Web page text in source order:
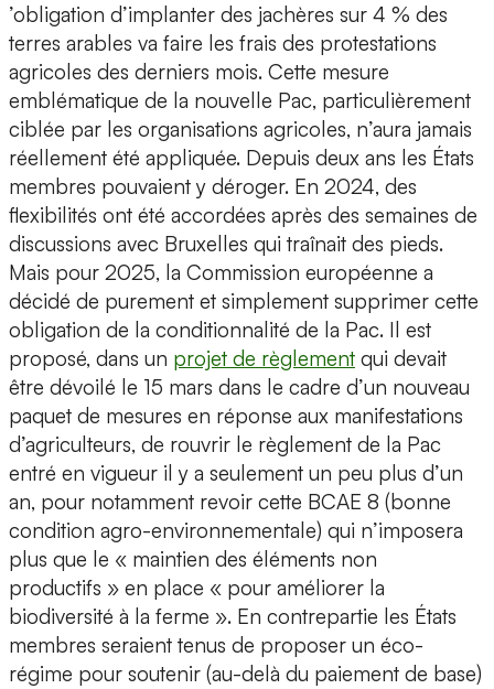
’obligation d’implanter des jachères sur 4 % des
terres arables va faire les frais des protestations
agricoles des derniers mois. Cette mesure
emblématique de la nouvelle Pac, particulièrement
ciblée par les organisations agricoles, n’aura jamais
réellement été appliquée. Depuis deux ans les États
membres pouvaient y déroger. En 2024, des
flexibilités ont été accordées après des semaines de
discussions avec Bruxelles qui traînait des pieds.
Mais pour 2025, la Commission européenne a
décidé de purement et simplement supprimer cette
obligation de la conditionnalité de la Pac. Il est
proposé, dans un projet de règlement qui devait
être dévoilé le 15 mars dans le cadre d’un nouveau
paquet de mesures en réponse aux manifestations
d’agriculteurs, de rouvrir le règlement de la Pac
entré en vigueur il y a seulement un peu plus d’un
an, pour notamment revoir cette BCAE 8 (bonne
condition agro-environnementale) qui n’imposera
plus que le « maintien des éléments non
productifs » en place « pour améliorer la
biodiversité à la ferme ». En contrepartie les États
membres seraient tenus de proposer un éco-
régime pour soutenir (au-delà du paiement de base)